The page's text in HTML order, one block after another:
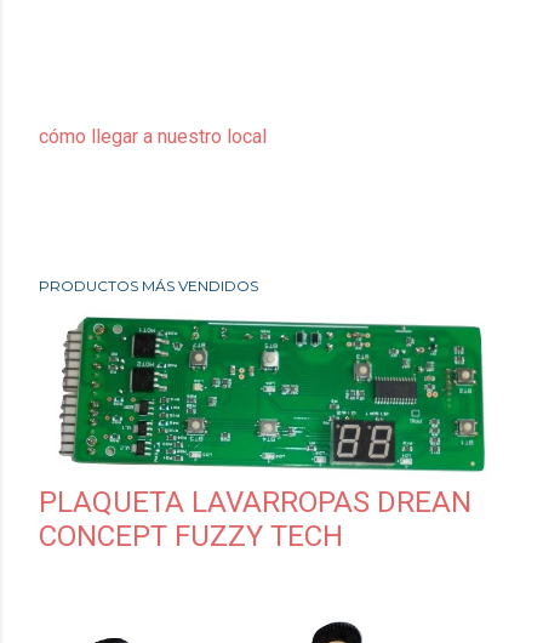
cómo llegar a nuestro local
PRODUCTOS MÁS VENDIDOS
PLAQUETA LAVARROPAS DREAN
CONCEPT FUZZY TECH